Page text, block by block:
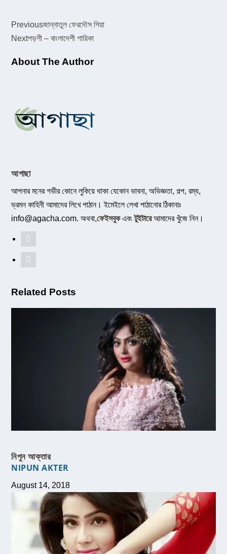
Previousজান্নাতুল ফেরদৌস পিয়া
Nextপড়শী – বাংলাদেশী গায়িকা
About The Author
আগাছা
আপনার মনের গভীর কোনে লুকিয়ে থাকা যেকোন ভাবনা, অভিজ্ঞতা, গল্প, রম্য,
ভ্রমন কাহিনী আমাদের লিখে পাঠান। ইমেইলে লেখা পাঠানোর ঠিকানাঃ
info@agacha.com. অথবা,ফেইসবুকএবংটুইটারেআমাদের খুঁজে নিন।
Related Posts
নিপুন আক্তার
NIPUN AKTER
August 14, 2018